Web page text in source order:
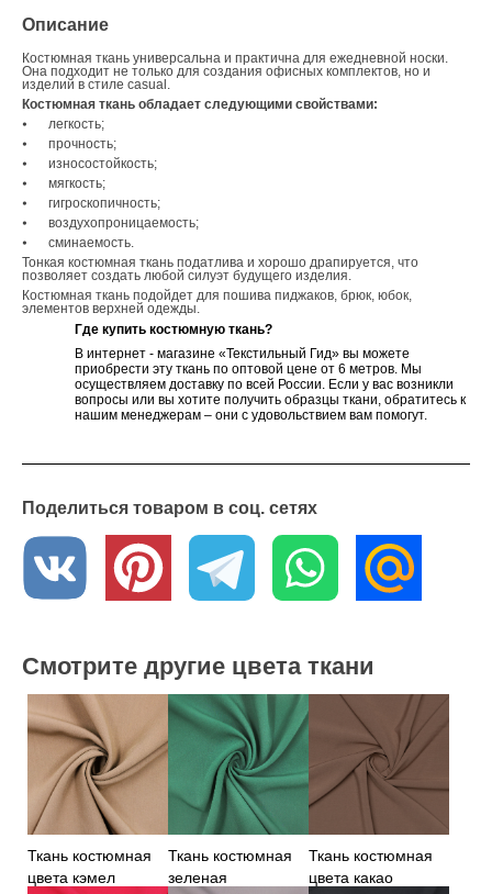
Описание
Костюмная ткань универсальна и практична для ежедневной носки.
Она подходит не только для создания офисных комплектов, но и
изделий в стиле casual.
Костюмная ткань обладает следующими свойствами:
⦁
легкость;
⦁
прочность;
⦁
износостойкость;
⦁
мягкость;
⦁
гигроскопичность;
⦁
воздухопроницаемость;
⦁
сминаемость.
Тонкая костюмная ткань податлива и хорошо драпируется, что
позволяет создать любой силуэт будущего изделия.
Костюмная ткань подойдет для пошива пиджаков, брюк, юбок,
элементов верхней одежды.
Где купить костюмную ткань?
В интернет - магазине «Текстильный Гид» вы можете
приобрести эту ткань по оптовой цене от 6 метров. Мы
осуществляем доставку по всей России. Если у вас возникли
вопросы или вы хотите получить образцы ткани, обратитесь к
нашим менеджерам – они с удовольствием вам помогут.
Поделиться товаром в соц. сетях
Смотрите другие цвета ткани
Ткань костюмная
цвета кэмел
Ткань костюмная
зеленая
Ткань костюмная
цвета какао